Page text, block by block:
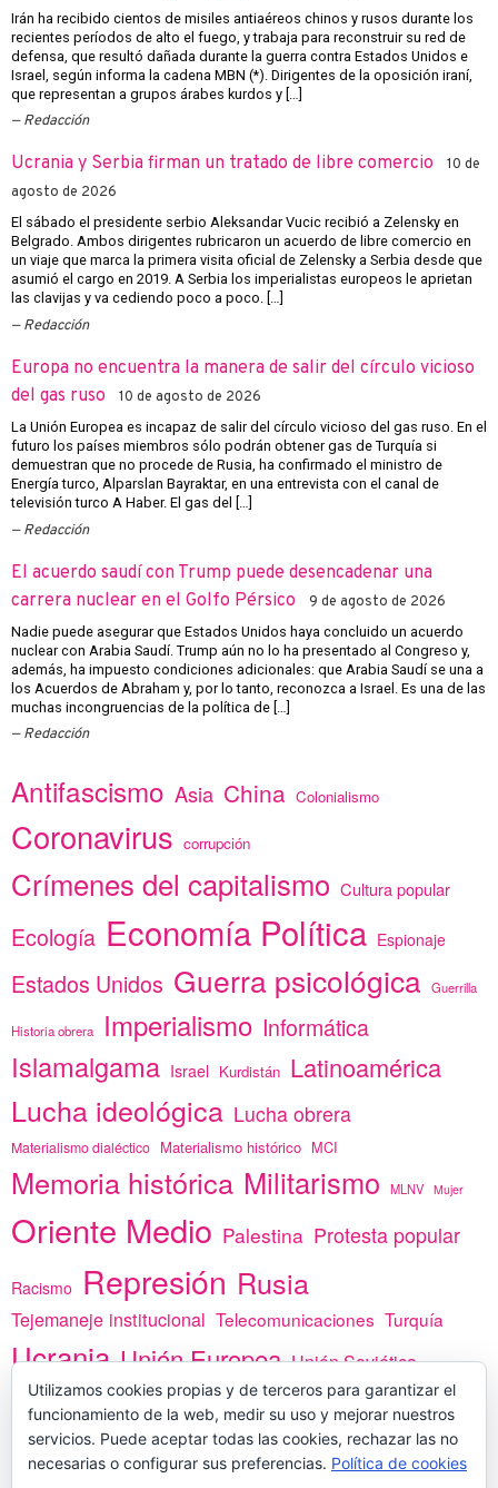
Irán ha recibido cientos de misiles antiaéreos chinos y rusos durante los
recientes períodos de alto el fuego, y trabaja para reconstruir su red de
defensa, que resultó dañada durante la guerra contra Estados Unidos e
Israel, según informa la cadena MBN (*). Dirigentes de la oposición iraní,
que representan a grupos árabes kurdos y […]
Redacción
Ucrania y Serbia firman un tratado de libre comercio
10 de
agosto de 2026
El sábado el presidente serbio Aleksandar Vucic recibió a Zelensky en
Belgrado. Ambos dirigentes rubricaron un acuerdo de libre comercio en
un viaje que marca la primera visita oficial de Zelensky a Serbia desde que
asumió el cargo en 2019. A Serbia los imperialistas europeos le aprietan
las clavijas y va cediendo poco a poco. […]
Redacción
Europa no encuentra la manera de salir del círculo vicioso
del gas ruso
10 de agosto de 2026
La Unión Europea es incapaz de salir del círculo vicioso del gas ruso. En el
futuro los países miembros sólo podrán obtener gas de Turquía si
demuestran que no procede de Rusia, ha confirmado el ministro de
Energía turco, Alparslan Bayraktar, en una entrevista con el canal de
televisión turco A Haber. El gas del […]
Redacción
El acuerdo saudí con Trump puede desencadenar una
carrera nuclear en el Golfo Pérsico
9 de agosto de 2026
Nadie puede asegurar que Estados Unidos haya concluido un acuerdo
nuclear con Arabia Saudí. Trump aún no lo ha presentado al Congreso y,
además, ha impuesto condiciones adicionales: que Arabia Saudí se una a
los Acuerdos de Abraham y, por lo tanto, reconozca a Israel. Es una de las
muchas incongruencias de la política de […]
Redacción
Antifascismo Asia China Colonialismo
Coronavirus corrupción
Crímenes del capitalismo Cultura popular
Ecología Economía Política Espionaje
Estados Unidos Guerra psicológica Guerrilla
Historia obrera Imperialismo Informática
Islamalgama Israel Kurdistán Latinoamérica
Lucha ideológica Lucha obrera
Materialismo dialéctico Materialismo histórico MCI
Memoria histórica Militarismo MLNV Mujer
Oriente Medio Palestina Protesta popular
Racismo Represión Rusia
Tejemaneje institucional Telecomunicaciones Turquía
Ucrania Unión Europea Unión Soviética
vacunas Yemen África
PREGÚNTANOS
Utilizamos cookies propias y de terceros para garantizar el
funcionamiento de la web, medir su uso y mejorar nuestros
servicios. Puede aceptar todas las cookies, rechazar las no
necesarias o configurar sus preferencias. Política de cookies